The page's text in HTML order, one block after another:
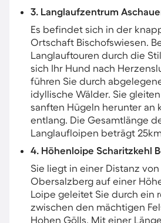
3. Langlaufzentrum
Es befindet sich in der
Ortschaft Bischofswiesen.
Langlauftouren durch die
sich Ihr Hund nach
führen Sie durch
idyllische Wälder. Sie
sanften Hügeln herunter an
entlang. Die Gesamtlänge
Langlaufloipen beträgt
4. Höhenloipe Scharitzkehl
Sie liegt in einer Distanz
Obersalzberg auf einer
Loipe geleitet Sie durch ein
zwischen den mächtigen
Hohen Gölls. Mit einer